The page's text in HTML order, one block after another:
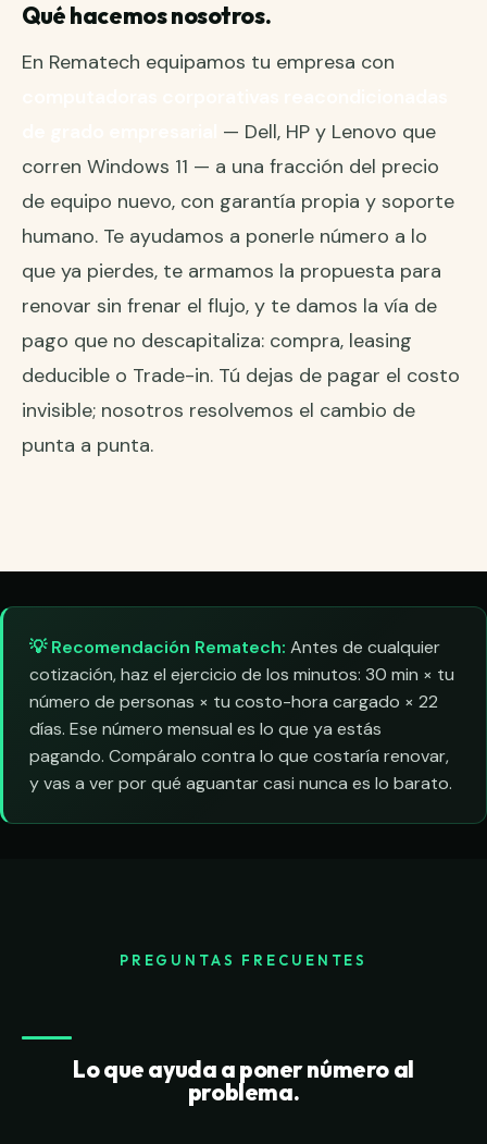
Qué hacemos nosotros.
En Rematech equipamos tu empresa con
— Dell, HP y Lenovo que
corren Windows 11 — a una fracción del precio
de equipo nuevo, con garantía propia y soporte
humano. Te ayudamos a ponerle número a lo
que ya pierdes, te armamos la propuesta para
renovar sin frenar el flujo, y te damos la vía de
pago que no descapitaliza: compra, leasing
deducible o Trade-in. Tú dejas de pagar el costo
invisible; nosotros resolvemos el cambio de
punta a punta.
💡 Recomendación Rematech: Antes de cualquier
cotización, haz el ejercicio de los minutos: 30 min × tu
número de personas × tu costo-hora cargado × 22
días. Ese número mensual es lo que ya estás
pagando. Compáralo contra lo que costaría renovar,
y vas a ver por qué aguantar casi nunca es lo barato.
PREGUNTAS FRECUENTES
Lo que ayuda a poner número al
problema.